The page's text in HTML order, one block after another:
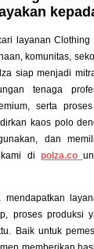
layanan
komunitas,
siap menjadi
tenaga
serta
kaos polo
dan
di polza.co
mendapatkan
proses produksi
Baik untuk